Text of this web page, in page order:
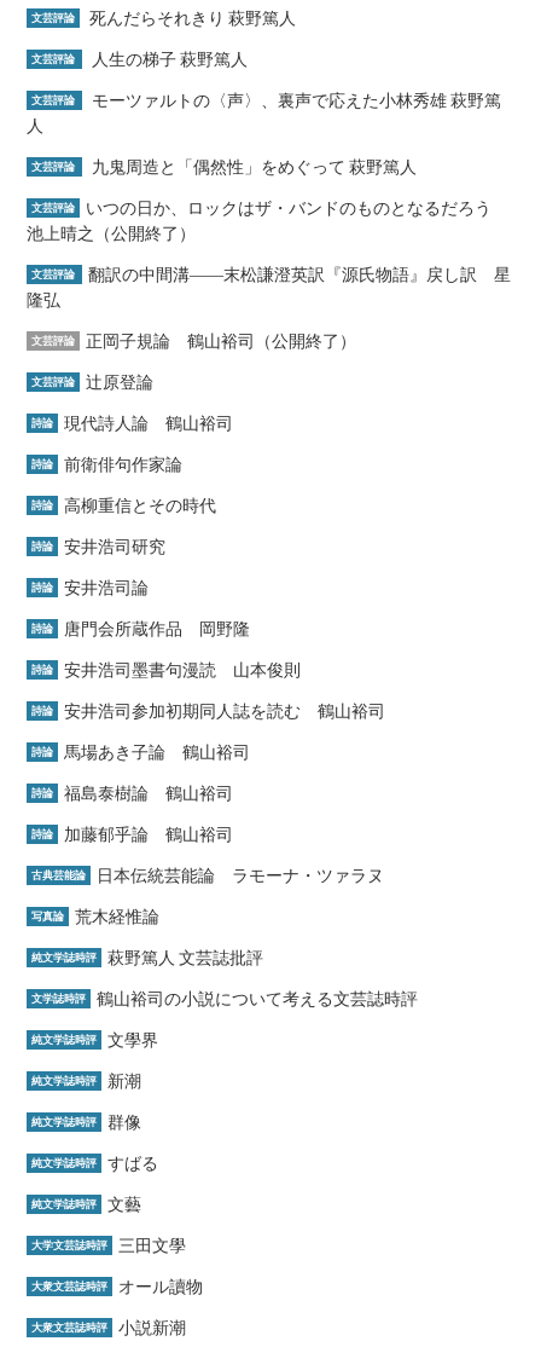
文芸評論 死んだらそれきり 萩野篤人
文芸評論 人生の梯子 萩野篤人
文芸評論
モーツァルトの〈声〉、裏声で応えた小林秀雄 萩野篤
人
文芸評論 九鬼周造と「偶然性」をめぐって 萩野篤人
文芸評論
いつの日か、ロックはザ・バンドのものとなるだろう
池上晴之（公開終了）
文芸評論
翻訳の中間溝――末松謙澄英訳『源氏物語』戻し訳 星
隆弘
文芸評論 正岡子規論 鶴山裕司（公開終了）
文芸評論 辻原登論
詩論 現代詩人論 鶴山裕司
詩論 前衛俳句作家論
詩論 高柳重信とその時代
詩論 安井浩司研究
詩論 安井浩司論
詩論 唐門会所蔵作品 岡野隆
詩論 安井浩司墨書句漫読 山本俊則
詩論 安井浩司参加初期同人誌を読む 鶴山裕司
詩論 馬場あき子論 鶴山裕司
詩論 福島泰樹論 鶴山裕司
詩論 加藤郁乎論 鶴山裕司
古典芸能論 日本伝統芸能論 ラモーナ・ツァラヌ
写真論 荒木経惟論
純文学誌時評 萩野篤人 文芸誌批評
文学誌時評 鶴山裕司の小説について考える文芸誌時評
純文学誌時評 文學界
純文学誌時評 新潮
純文学誌時評 群像
純文学誌時評 すばる
純文学誌時評 文藝
大学文芸誌時評 三田文學
大衆文芸誌時評 オール讀物
大衆文芸誌時評 小説新潮